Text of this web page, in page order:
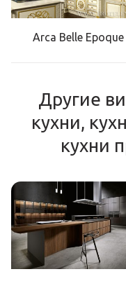
Arca Belle Epoque
Другие
кухни,
кухни